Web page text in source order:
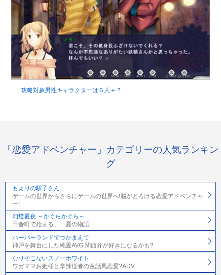
攻略対象男性キャラクターは６人＋？
「恋愛アドベンチャー」カテゴリーの人気ランキン
グ
もよりの駅子さん
ゲームの世界からさらにゲームの世界へ!脳がとろける恋愛アドベンチャ
ー!
幻燈夏夜 ～かぐらかぐら～
田舎町で始まる、一夏の物語
ハーバーランドでつかまえて
神戸を舞台にした純愛AVG 関西弁が好きになるかも?
なりそこないスノーホワイト
ワガママお姫様と辛辣従者の童話風恋愛?ADV